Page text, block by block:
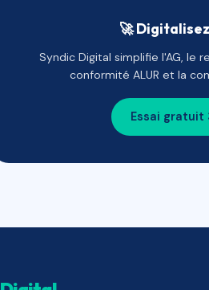
🚀
Syndic Digital simplifie l'AG, le
conformité ALUR et la
Essai gratuit